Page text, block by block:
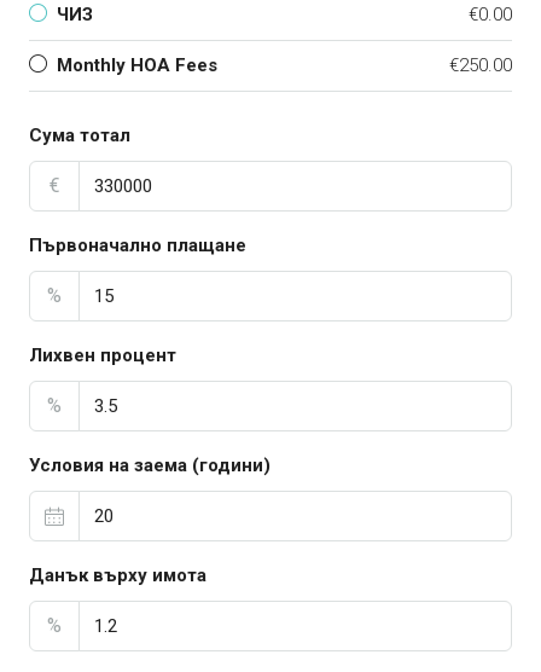
ЧИЗ €0.00
Monthly HOA Fees €250.00
Сума тотал
€
Първоначално плащане
%
Лихвен процент
%
Условия на заема (години)
Данък върху имота
%